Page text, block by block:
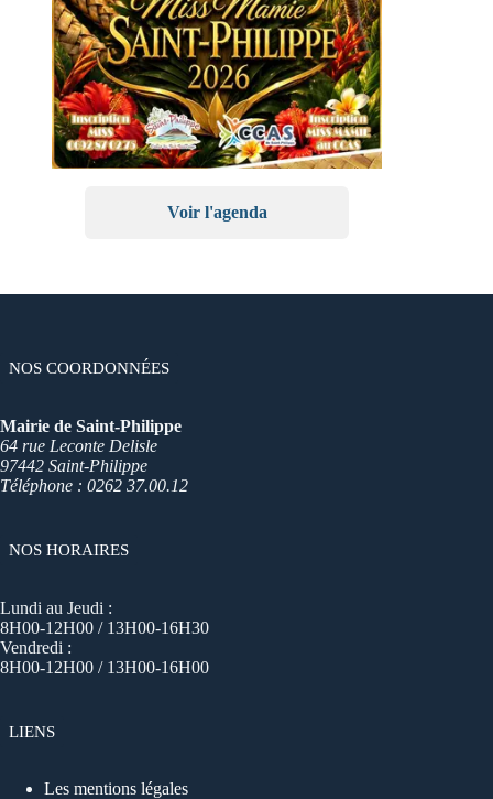
Voir l'agenda
NOS COORDONNÉES
Mairie de Saint-Philippe
64 rue Leconte Delisle
97442 Saint-Philippe
Téléphone : 0262 37.00.12
NOS HORAIRES
Lundi au Jeudi :
8H00-12H00 / 13H00-16H30
Vendredi :
8H00-12H00 / 13H00-16H00
LIENS
Les mentions légales